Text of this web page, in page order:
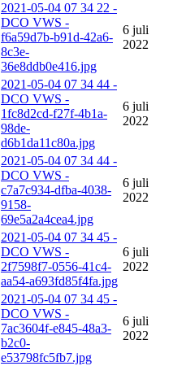
2021-05-04 07 34 22 -
DCO VWS -
f6a59d7b-b91d-42a6-
8c3e-
36e8ddb0e416.jpg
6 juli
2022
2021-05-04 07 34 44 -
DCO VWS -
1fc8d2cd-f27f-4b1a-
98de-
d6b1da11c80a.jpg
6 juli
2022
2021-05-04 07 34 44 -
DCO VWS -
c7a7c934-dfba-4038-
9158-
69e5a2a4cea4.jpg
6 juli
2022
2021-05-04 07 34 45 -
DCO VWS -
2f7598f7-0556-41c4-
aa54-a693fd85f4fa.jpg
6 juli
2022
2021-05-04 07 34 45 -
DCO VWS -
7ac3604f-e845-48a3-
b2c0-
e53798fc5fb7.jpg
6 juli
2022